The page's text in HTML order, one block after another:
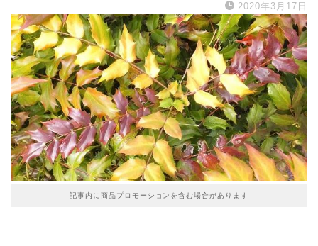
2020年3月17日
記事内に商品プロモーションを含む場合があります